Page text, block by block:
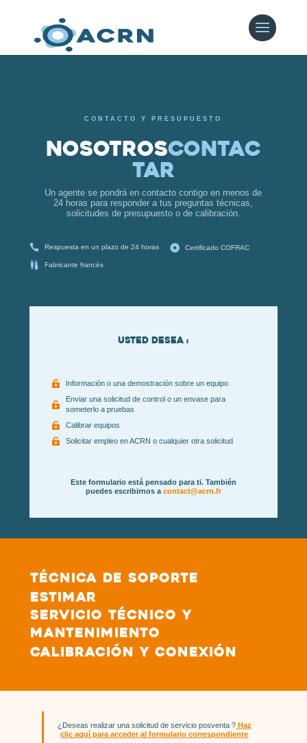
CONTACTO Y PRESUPUESTO
NosotrosContac
tar
Un agente se pondrá en contacto contigo en menos de
24 horas para responder a tus preguntas técnicas,
solicitudes de presupuesto o de calibración.
 Respuesta en un plazo de 24 horas  Certificado COFRAC
 Fabricante francés
Usted desea :
 Información o una demostración sobre un equipo

Enviar una solicitud de control o un envase para
someterlo a pruebas
 Calibrar equipos
 Solicitar empleo en ACRN o cualquier otra solicitud
Este formulario está pensado para ti. También
puedes escribirnos a contact@acrn.fr
Técnica de soporte
estimar
Servicio técnico y
mantenimiento
Calibración y conexión
¿Deseas realizar una solicitud de servicio posventa ?Haz
clic aquí para acceder al formulario correspondiente